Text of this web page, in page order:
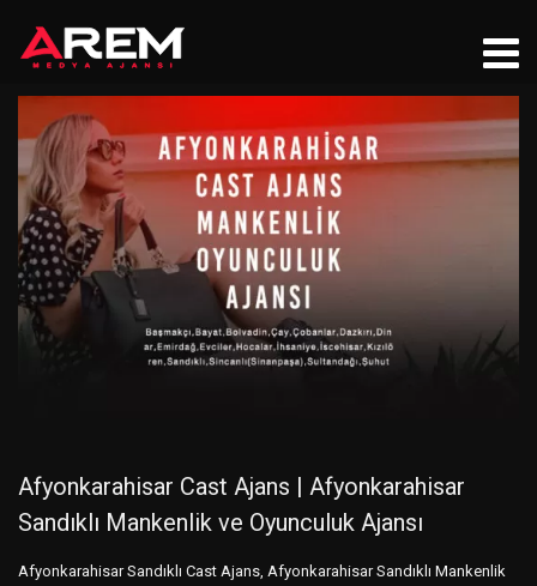
Afyonkarahisar Cast Ajans | Afyonkarahisar
Sandıklı Mankenlik ve Oyunculuk Ajansı
Afyonkarahisar Sandıklı Cast Ajans, Afyonkarahisar Sandıklı Mankenlik